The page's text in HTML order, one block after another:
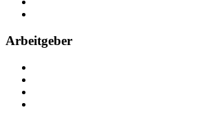
Arbeitgeber